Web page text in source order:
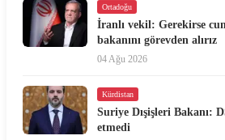
Ortadoğu
İranlı vekil: Gerekirse
bakanını görevden alırız
04 Ağu 2026
Kürdistan
Suriye Dışişleri Bakanı:
etmedi